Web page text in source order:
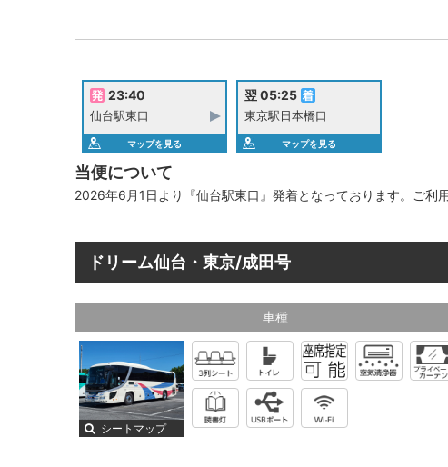
23:40
仙台駅東口
マップを見る
翌 05:25
東京駅日本橋口
マップを見る
当便について
2026年6月1日より『仙台駅東口』発着となっております。ご利
ドリーム仙台・東京/成田号
車種
シートマップ